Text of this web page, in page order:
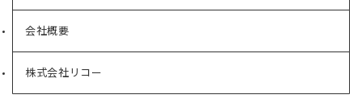
タ
ブ
で
開
く）
会社概要
（新
タ
ブ
株式会社リコー
（新